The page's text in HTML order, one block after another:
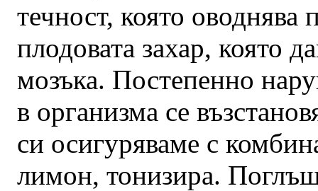
течност, която оводнява
плодовата захар, която
мозъка. Постепенно
в организма се
си осигуряваме с
лимон, тонизира.